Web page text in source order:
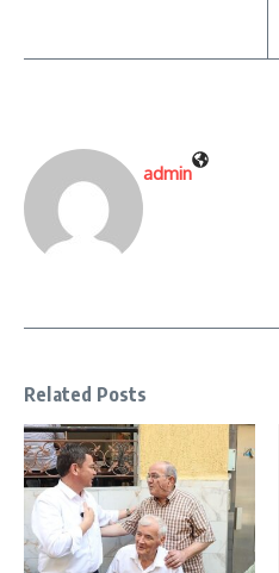
admin
Related Posts